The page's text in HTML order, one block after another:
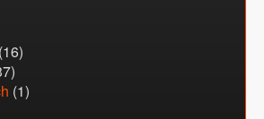
(16)
(1)